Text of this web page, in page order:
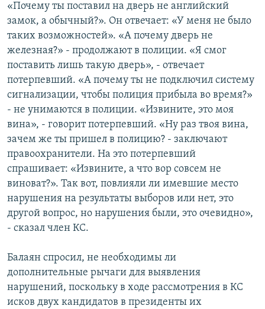
«Почему ты поставил на дверь не английский
замок, а обычный?». Он отвечает: «У меня не было
таких возможностей». «А почему дверь не
железная?» - продолжают в полиции. «Я смог
поставить лишь такую дверь», - отвечает
потерпевший. «А почему ты не подключил систему
сигнализации, чтобы полиция прибыла во время?»
- не унимаются в полиции. «Извините, это моя
вина», - говорит потерпевший. «Ну раз твоя вина,
зачем же ты пришел в полицию? - заключают
правоохранители. На это потерпевший
спрашивает: «Извините, а что вор совсем не
виноват?». Так вот, повлияли ли имевшие место
нарушения на результаты выборов или нет, это
другой вопрос, но нарушения были, это очевидно»,
- сказал член КС.
Балаян спросил, не необходимы ли
дополнительные рычаги для выявления
нарушений, поскольку в ходе рассмотрения в КС
исков двух кандидатов в президенты их